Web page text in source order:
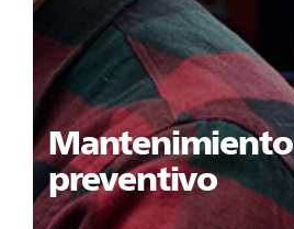
Mantenimiento
preventivo